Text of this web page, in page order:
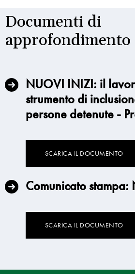
Documenti di
approfondimento
NUOVI INIZI: il
strumento di
persone detenute -
SCARICA IL DOCUMENTO
Comunicato
SCARICA IL DOCUMENTO